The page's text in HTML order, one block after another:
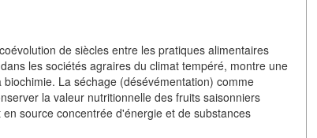
de siècles entre les pratiques alimentaires
les sociétés agraires du climat tempéré, montre une
La séchage (désévémentation) comme
la valeur nutritionnelle des fruits saisonniers
source concentrée d'énergie et de substances